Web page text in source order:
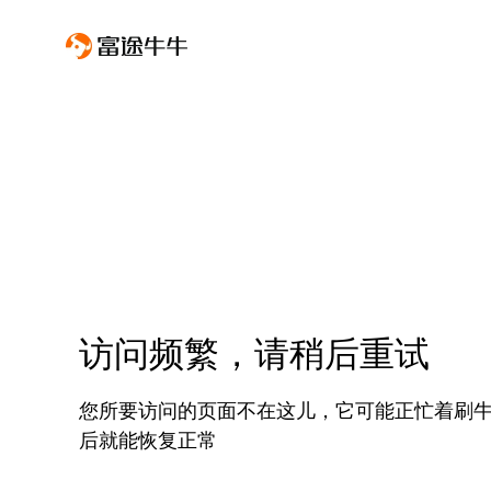
访问频繁，请稍后重试
您所要访问的页面不在这儿，它可能正忙着刷
后就能恢复正常